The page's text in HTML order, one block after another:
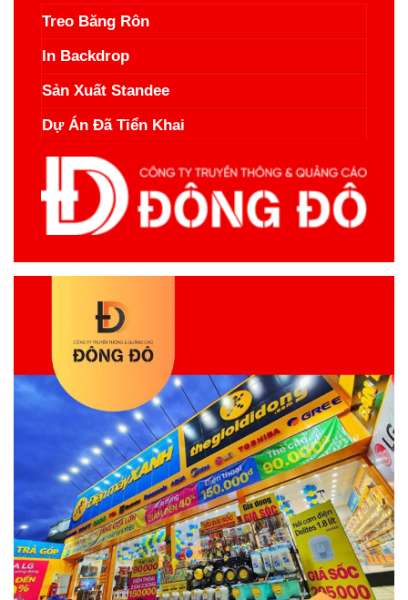
Treo Băng Rôn
In Backdrop
Sản Xuất Standee
Dự Án Đã Tiển Khai